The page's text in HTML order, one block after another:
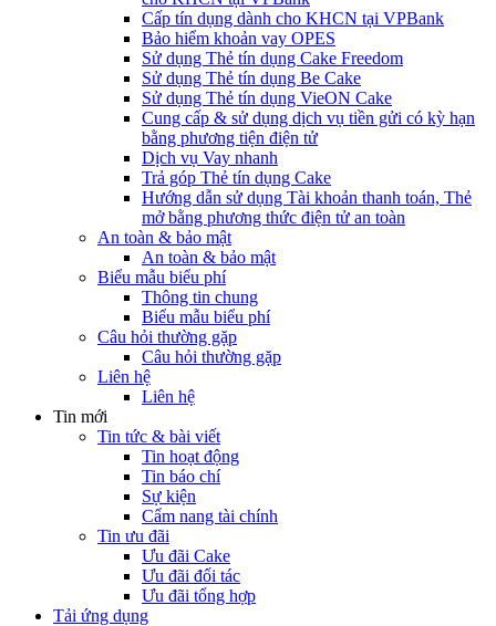
Cấp tín dụng dành cho KHCN tại VPBank
Bảo hiểm khoản vay OPES
Sử dụng Thẻ tín dụng Cake Freedom
Sử dụng Thẻ tín dụng Be Cake
Sử dụng Thẻ tín dụng VieON Cake
Cung cấp & sử dụng dịch vụ tiền gửi có kỳ hạn
bằng phương tiện điện tử
Dịch vụ Vay nhanh
Trả góp Thẻ tín dụng Cake
Hướng dẫn sử dụng Tài khoản thanh toán, Thẻ
mở bằng phương thức điện tử an toàn
An toàn & bảo mật
An toàn & bảo mật
Biểu mẫu biểu phí
Thông tin chung
Biểu mẫu biểu phí
Câu hỏi thường gặp
Câu hỏi thường gặp
Liên hệ
Liên hệ
Tin mới
Tin tức & bài viết
Tin hoạt động
Tin báo chí
Sự kiện
Cẩm nang tài chính
Tin ưu đãi
Ưu đãi Cake
Ưu đãi đối tác
Ưu đãi tổng hợp
Tải ứng dụng